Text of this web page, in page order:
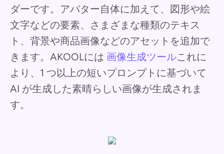
ダーです。アバター自体に加えて、図形や絵
文字などの要素、さまざまな種類のテキス
ト、背景や商品画像などのアセットを追加で
きます。AKOOLには 画像生成ツールこれに
より、1 つ以上の短いプロンプトに基づいて
AI が生成した素晴らしい画像が生成されま
す。